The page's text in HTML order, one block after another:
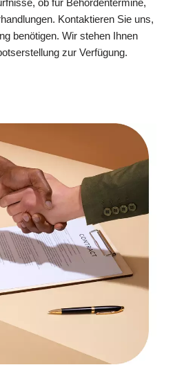
Kontaktieren Sie uns,
benötigen. Wir stehen Ihnen
zur Verfügung.